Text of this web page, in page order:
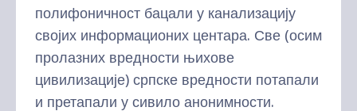
полифоничност бацали у канализацију
својих информационих центара. Све (осим
пролазних вредности њихове
цивилизације) српске вредности потапали
и претапали у сивило анонимности.